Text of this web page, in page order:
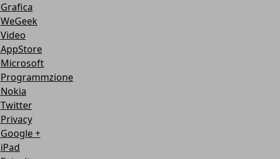
Grafica
WeGeek
Video
AppStore
Microsoft
Programmzione
Nokia
Twitter
Privacy
Google +
iPad